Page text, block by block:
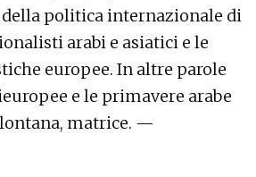
della politica internazionale di
arabi e asiatici e le
europee. In altre parole
e le primavere arabe
matrice. —